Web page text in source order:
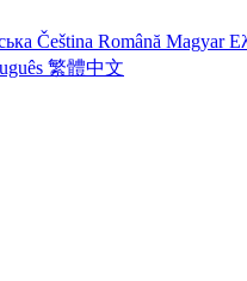
Čeština Română Magyar
繁體中文